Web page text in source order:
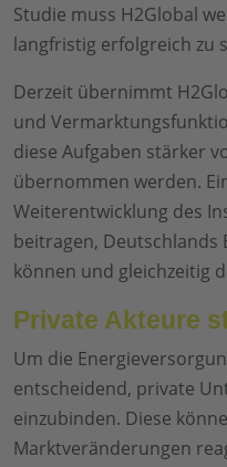
Studie muss H2Global
langfristig erfolgreich zu
Derzeit übernimmt
und
diese Aufgaben stärker
übernommen werden.
Weiterentwicklung des
beitragen, Deutschlands
können und gleichzeitig
Private Akteure
Um die
entscheidend, private
einzubinden. Diese
Marktveränderungen